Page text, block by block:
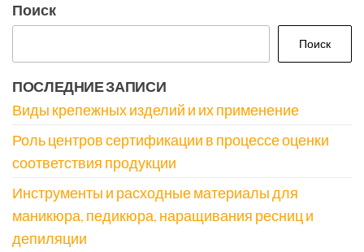
Поиск
Поиск
ПОСЛЕДНИЕ ЗАПИСИ
Виды крепежных изделий и их применение
Роль центров сертификации в процессе оценки
соответствия продукции
Инструменты и расходные материалы для
маникюра, педикюра, наращивания ресниц и
депиляции